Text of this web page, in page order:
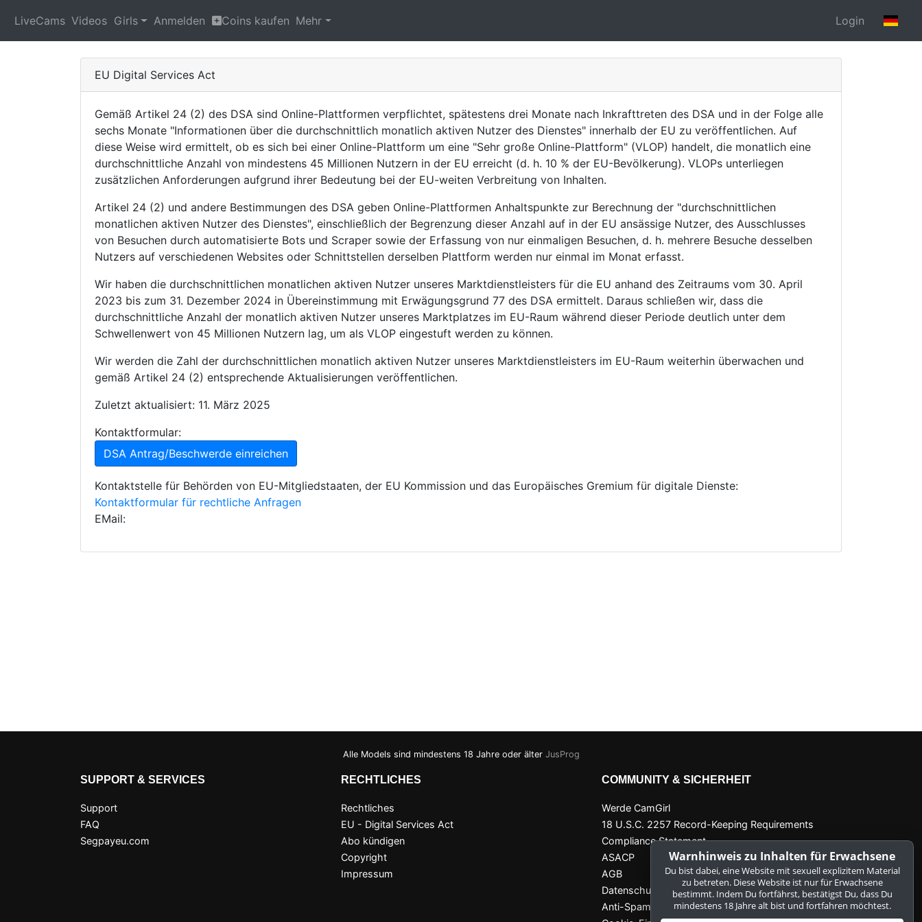
LiveCams Videos Girls Anmelden Coins kaufen Mehr Login
EU Digital Services Act
Gemäß Artikel 24 (2) des DSA sind Online-Plattformen verpflichtet, spätestens drei Monate nach Inkrafttreten des DSA und in der Folge alle
sechs Monate "Informationen über die durchschnittlich monatlich aktiven Nutzer des Dienstes" innerhalb der EU zu veröffentlichen. Auf
diese Weise wird ermittelt, ob es sich bei einer Online-Plattform um eine "Sehr große Online-Plattform" (VLOP) handelt, die monatlich eine
durchschnittliche Anzahl von mindestens 45 Millionen Nutzern in der EU erreicht (d. h. 10 % der EU-Bevölkerung). VLOPs unterliegen
zusätzlichen Anforderungen aufgrund ihrer Bedeutung bei der EU-weiten Verbreitung von Inhalten.
Artikel 24 (2) und andere Bestimmungen des DSA geben Online-Plattformen Anhaltspunkte zur Berechnung der "durchschnittlichen
monatlichen aktiven Nutzer des Dienstes", einschließlich der Begrenzung dieser Anzahl auf in der EU ansässige Nutzer, des Ausschlusses
von Besuchen durch automatisierte Bots und Scraper sowie der Erfassung von nur einmaligen Besuchen, d. h. mehrere Besuche desselben
Nutzers auf verschiedenen Websites oder Schnittstellen derselben Plattform werden nur einmal im Monat erfasst.
Wir haben die durchschnittlichen monatlichen aktiven Nutzer unseres Marktdienstleisters für die EU anhand des Zeitraums vom 30. April
2023 bis zum 31. Dezember 2024 in Übereinstimmung mit Erwägungsgrund 77 des DSA ermittelt. Daraus schließen wir, dass die
durchschnittliche Anzahl der monatlich aktiven Nutzer unseres Marktplatzes im EU-Raum während dieser Periode deutlich unter dem
Schwellenwert von 45 Millionen Nutzern lag, um als VLOP eingestuft werden zu können.
Wir werden die Zahl der durchschnittlichen monatlich aktiven Nutzer unseres Marktdienstleisters im EU-Raum weiterhin überwachen und
gemäß Artikel 24 (2) entsprechende Aktualisierungen veröffentlichen.
Zuletzt aktualisiert: 11. März 2025
Kontaktformular:
DSA Antrag/Beschwerde einreichen
Kontaktstelle für Behörden von EU-Mitgliedstaaten, der EU Kommission und das Europäisches Gremium für digitale Dienste:
Kontaktformular für rechtliche Anfragen
EMail:
Alle Models sind mindestens 18 Jahre oder älter JusProg
SUPPORT & SERVICES
Support
FAQ
Segpayeu.com
RECHTLICHES
Rechtliches
EU - Digital Services Act
Abo kündigen
Copyright
Impressum
COMMUNITY & SICHERHEIT
Werde CamGirl
18 U.S.C. 2257 Record-Keeping Requirements
Compliance Statement
ASACP
AGB
Datenschutzerklärung
Anti-Spam
Warnhinweis zu Inhalten für Erwachsene
Du bist dabei, eine Website mit sexuell explizitem Material
zu betreten. Diese Website ist nur für Erwachsene
bestimmt. Indem Du fortfährst, bestätigst Du, dass Du
mindestens 18 Jahre alt bist und fortfahren möchtest.